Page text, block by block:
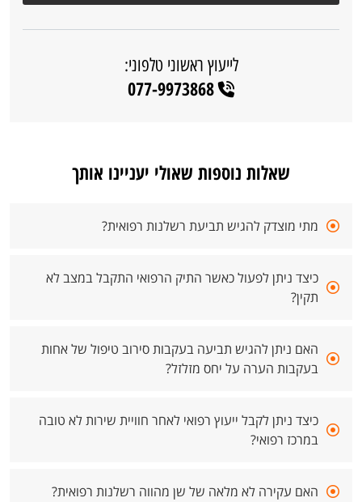
לייעוץ ראשוני טלפוני:
077-9973868
שאלות נוספות שאולי יעניינו אותך
מתי מוצדק להגיש תביעת רשלנות רפואית?
כיצד ניתן לפעול כאשר התיק הרפואי התקבל במצב לא
תקין?
האם ניתן להגיש תביעה בעקבות סירוב טיפול של אחות
בעקבות הערה על יחס מזלזל?
כיצד ניתן לקבל ייעוץ רפואי לאחר חוויית שירות לא טובה
במרכז רפואי?
האם עקירה לא מלאה של שן מהווה רשלנות רפואית?